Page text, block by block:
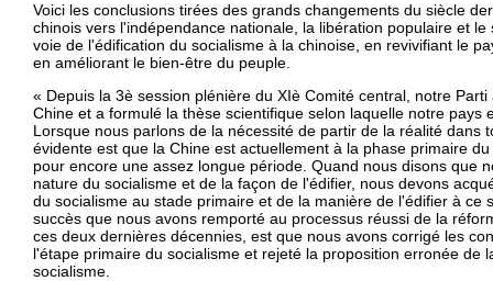
Voici les conclusions tirées des grands changements du siècle
chinois vers l'indépendance nationale, la libération populaire et
voie de l'édification du socialisme à la chinoise, en revivifiant le
en améliorant le bien-être du peuple.
« Depuis la 3è session plénière du XIè Comité central, notre
Chine et a formulé la thèse scientifique selon laquelle notre pays
Lorsque nous parlons de la nécessité de partir de la réalité dans
évidente est que la Chine est actuellement à la phase primaire
pour encore une assez longue période. Quand nous disons que
nature du socialisme et de la façon de l'édifier, nous devons
du socialisme au stade primaire et de la manière de l'édifier à ce
succès que nous avons remporté au processus réussi de la
ces deux dernières décennies, est que nous avons corrigé les
l'étape primaire du socialisme et rejeté la proposition erronée de
socialisme.